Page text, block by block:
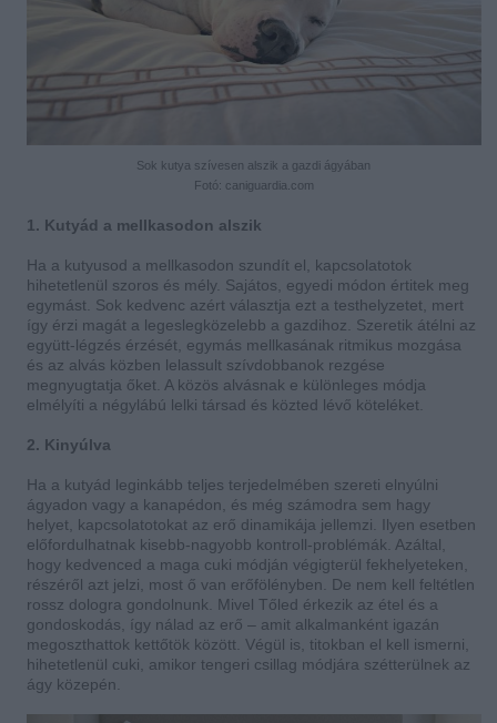
Sok kutya szívesen alszik a gazdi ágyában
Fotó: caniguardia.com
1. Kutyád a mellkasodon alszik
Ha a kutyusod a mellkasodon szundít el, kapcsolatotok
hihetetlenül szoros és mély. Sajátos, egyedi módon értitek meg
egymást. Sok kedvenc azért választja ezt a testhelyzetet, mert
így érzi magát a legeslegközelebb a gazdihoz. Szeretik átélni az
együtt-légzés érzését, egymás mellkasának ritmikus mozgása
és az alvás közben lelassult szívdobbanok rezgése
megnyugtatja őket. A közös alvásnak e különleges módja
elmélyíti a négylábú lelki társad és közted lévő köteléket.
2. Kinyúlva
Ha a kutyád leginkább teljes terjedelmében szereti elnyúlni
ágyadon vagy a kanapédon, és még számodra sem hagy
helyet, kapcsolatotokat az erő dinamikája jellemzi. Ilyen esetben
előfordulhatnak kisebb-nagyobb kontroll-problémák. Azáltal,
hogy kedvenced a maga cuki módján végigterül fekhelyeteken,
részéről azt jelzi, most ő van erőfölényben. De nem kell feltétlen
rossz dologra gondolnunk. Mivel Tőled érkezik az étel és a
gondoskodás, így nálad az erő – amit alkalmanként igazán
megoszthattok kettőtök között. Végül is, titokban el kell ismerni,
hihetetlenül cuki, amikor tengeri csillag módjára szétterülnek az
ágy közepén.